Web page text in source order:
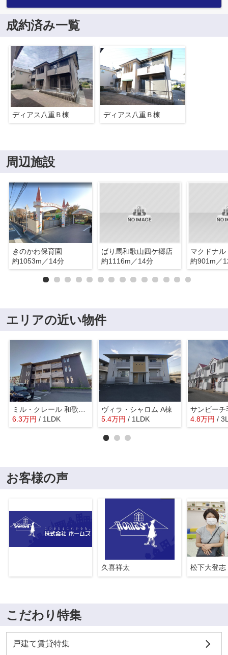
成約済み一覧
ディアス八重Ｂ棟 ディアス八重Ｂ棟
周辺施設
きのかわ保育園
約1053m／14分
ばり馬和歌山四ケ郷店
約1116m／14分
約901m／
エリアの近い物件
6.3万円 / 1LDK
ヴィラ・シャロム A棟
5.4万円 / 1LDK
サンビー
4.8万円 /
お客様の声
久喜祥太 松下大登志
こだわり特集
戸建て賃貸特集